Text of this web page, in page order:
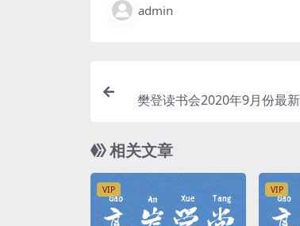
admin
樊登读书会2020年9月份最
相关文章
VIP VIP